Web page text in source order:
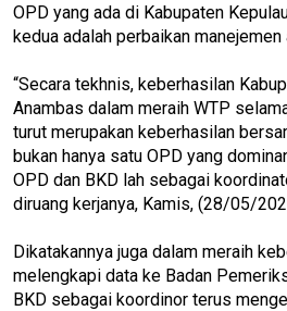
OPD yang ada di Kabupaten
kedua adalah perbaikan manejemen
“Secara tekhnis, keberhasilan
Anambas dalam meraih WTP
turut merupakan keberhasilan
bukan hanya satu OPD yang
OPD dan BKD lah sebagai
diruang kerjanya, Kamis, (28/05/
Dikatakannya juga dalam meraih
melengkapi data ke Badan
BKD sebagai koordinor terus